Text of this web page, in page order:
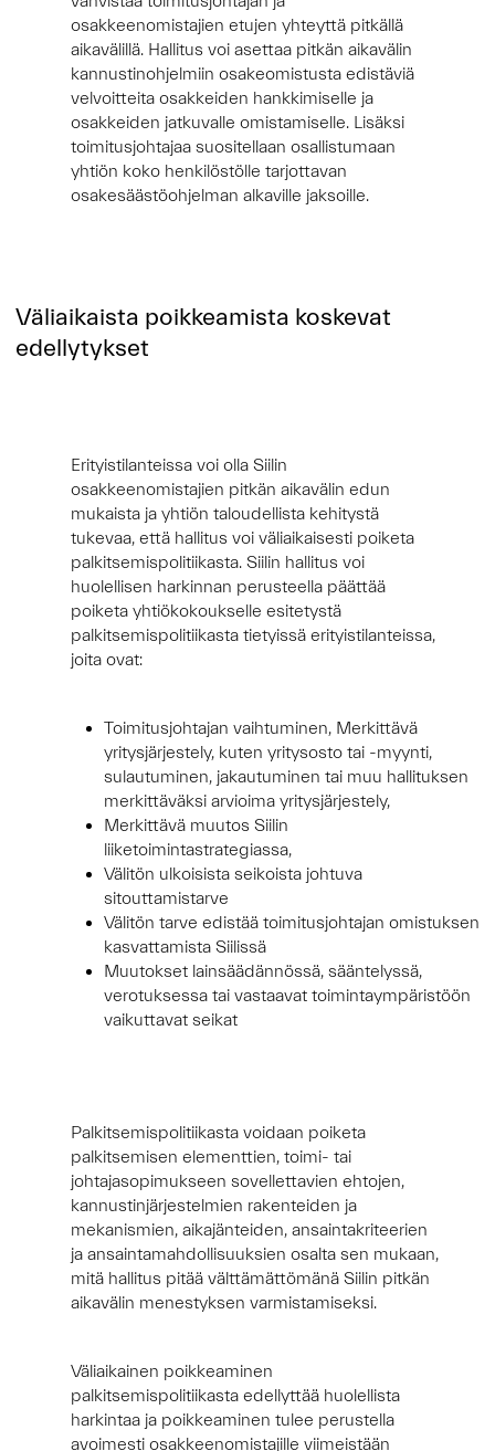
osakkeenomistajien etujen yhteyttä pitkällä
aikavälillä. Hallitus voi asettaa pitkän aikavälin
kannustinohjelmiin osakeomistusta edistäviä
velvoitteita osakkeiden hankkimiselle ja
osakkeiden jatkuvalle omistamiselle. Lisäksi
toimitusjohtajaa suositellaan osallistumaan
yhtiön koko henkilöstölle tarjottavan
osakesäästöohjelman alkaville jaksoille.
Väliaikaista poikkeamista koskevat
edellytykset
Erityistilanteissa voi olla Siilin
osakkeenomistajien pitkän aikavälin edun
mukaista ja yhtiön taloudellista kehitystä
tukevaa, että hallitus voi väliaikaisesti poiketa
palkitsemispolitiikasta. Siilin hallitus voi
huolellisen harkinnan perusteella päättää
poiketa yhtiökokoukselle esitetystä
palkitsemispolitiikasta tietyissä erityistilanteissa,
joita ovat:
Toimitusjohtajan vaihtuminen, Merkittävä
yritysjärjestely, kuten yritysosto tai -myynti,
sulautuminen, jakautuminen tai muu hallituksen
merkittäväksi arvioima yritysjärjestely,
Merkittävä muutos Siilin
liiketoimintastrategiassa,
Välitön ulkoisista seikoista johtuva
sitouttamistarve
Välitön tarve edistää toimitusjohtajan omistuksen
kasvattamista Siilissä
Muutokset lainsäädännössä, sääntelyssä,
verotuksessa tai vastaavat toimintaympäristöön
vaikuttavat seikat
Palkitsemispolitiikasta voidaan poiketa
palkitsemisen elementtien, toimi- tai
johtajasopimukseen sovellettavien ehtojen,
kannustinjärjestelmien rakenteiden ja
mekanismien, aikajänteiden, ansaintakriteerien
ja ansaintamahdollisuuksien osalta sen mukaan,
mitä hallitus pitää välttämättömänä Siilin pitkän
aikavälin menestyksen varmistamiseksi.
Väliaikainen poikkeaminen
palkitsemispolitiikasta edellyttää huolellista
harkintaa ja poikkeaminen tulee perustella
avoimesti osakkeenomistajille viimeistään